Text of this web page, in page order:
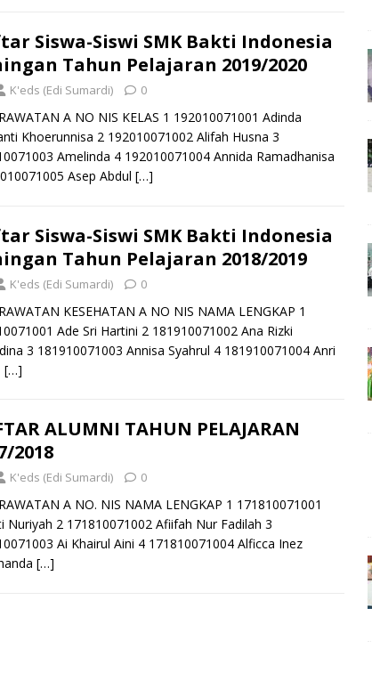
Siswa-Siswi SMK Bakti Indonesia
Tahun Pelajaran 2019/2020
K'eds (Edi Sumardi) 0
A NO NIS KELAS 1 192010071001 Adinda
Khoerunnisa 2 192010071002 Alifah Husna 3
Amelinda 4 192010071004 Annida Ramadhanisa
Asep Abdul […]
Siswa-Siswi SMK Bakti Indonesia
Tahun Pelajaran 2018/2019
K'eds (Edi Sumardi) 0
KESEHATAN A NO NIS NAMA LENGKAP 1
Ade Sri Hartini 2 181910071002 Ana Rizki
3 181910071003 Annisa Syahrul 4 181910071004 Anri
[…]
ALUMNI TAHUN PELAJARAN
2018
K'eds (Edi Sumardi) 0
A NO. NIS NAMA LENGKAP 1 171810071001
Nuriyah 2 171810071002 Afiifah Nur Fadilah 3
Ai Khairul Aini 4 171810071004 Alficca Inez
[…]